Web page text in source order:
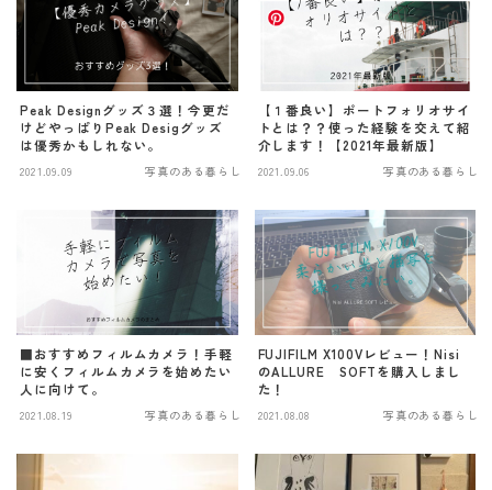
Peak Designグッズ３選！今更だ
けどやっぱりPeak Desigグッズ
は優秀かもしれない。
2021.09.09 写真のある暮らし
【１番良い】ポートフォリオサイ
トとは？？使った経験を交えて紹
介します！【2021年最新版】
2021.09.06 写真のある暮らし
■おすすめフィルムカメラ！手軽
に安くフィルムカメラを始めたい
人に向けて。
2021.08.19 写真のある暮らし
FUJIFILM X100Vレビュー！Nisi
のALLURE SOFTを購入しまし
た！
2021.08.08 写真のある暮らし